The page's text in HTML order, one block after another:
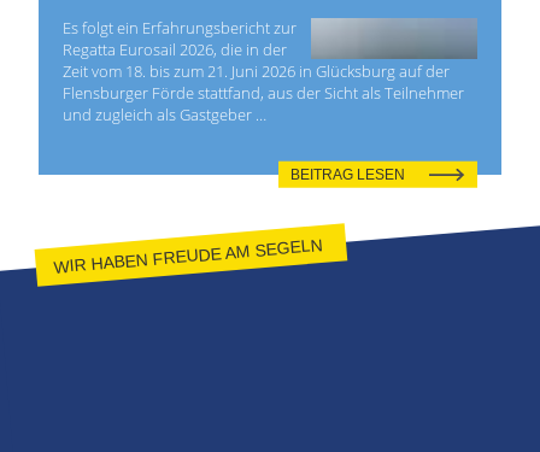
Es folgt ein Erfahrungsbericht zur
Regatta Eurosail 2026, die in der
Zeit vom 18. bis zum 21. Juni 2026 in Glücksburg auf der
Flensburger Förde stattfand, aus der Sicht als Teilnehmer
und zugleich als Gastgeber …
BEITRAG LESEN
WIR HABEN FREUDE AM SEGELN